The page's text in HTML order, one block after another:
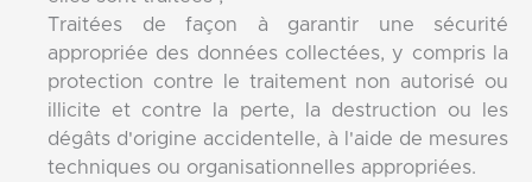
Traitées de façon à garantir une sécurité
appropriée des données collectées, y compris la
protection contre le traitement non autorisé ou
illicite et contre la perte, la destruction ou les
dégâts d'origine accidentelle, à l'aide de mesures
techniques ou organisationnelles appropriées.